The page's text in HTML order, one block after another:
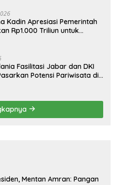
Kadin Apresiasi Pemerintah
Rp1.000 Triliun untuk
Fasilitasi Jabar dan DKI
Potensi Pariwisata di
Mentan Amran: Pangan